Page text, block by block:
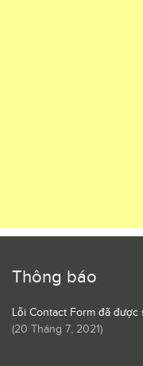
Thông báo
Lỗi Contact Form đã được
(20 Tháng 7, 2021)